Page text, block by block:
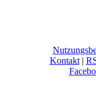
Kontakt|